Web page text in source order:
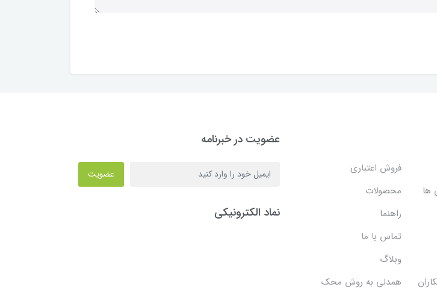
فروش اعتباری
ها
محصولات
راهنما
تماس با ما
وبلاگ
همدلی به روش محک
عضویت در خبرنامه
عضویت
نماد الکترونیکی